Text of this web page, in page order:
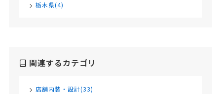
栃木県(4)
関連するカテゴリ
店舗内装・設計(33)